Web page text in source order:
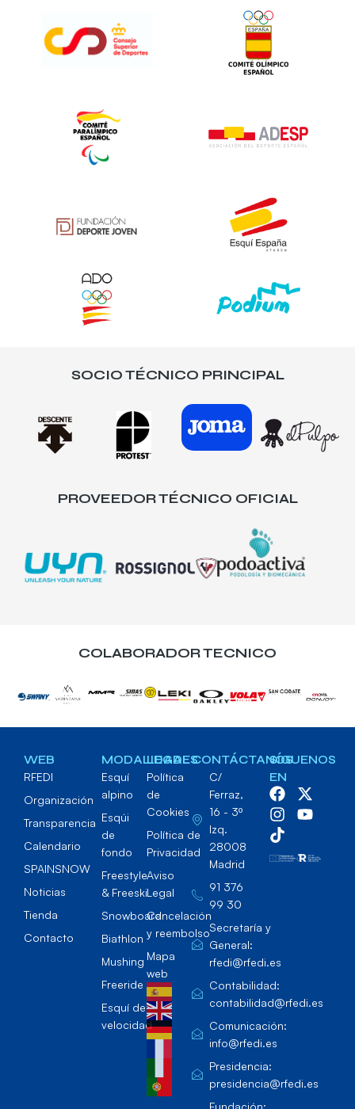
SOCIO TÉCNICO PRINCIPAL
PROVEEDOR TÉCNICO OFICIAL
COLABORADOR TECNICO
WEB
RFEDI
Organización
Transparencia
Calendario
SPAINSNOW
Noticias
Tienda
Contacto
MODALIDADES
Esquí
alpino
Esqúi
de
fondo
Freestyle
& Freeski
Snowboard
Biathlon
Mushing
Freeride
Esquí de
velocidad
LEGAL
Política
de
Cookies
Política de
Privacidad
Aviso
Legal
Cancelación
y reembolso
Mapa
web
CONTÁCTANOS
C/
Ferraz,
16 - 3º
Izq.
28008
Madrid
91 376
99 30
Secretaría y
General:
rfedi@rfedi.es
Contabilidad:
contabilidad@rfedi.es
Comunicación:
info@rfedi.es
Presidencia:
presidencia@rfedi.es
Fundación:
SÍGUENOS
EN